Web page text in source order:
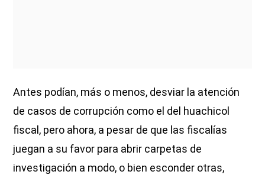
Antes podían, más o menos, desviar la atención
de casos de corrupción como el del huachicol
fiscal, pero ahora, a pesar de que las fiscalías
juegan a su favor para abrir carpetas de
investigación a modo, o bien esconder otras,